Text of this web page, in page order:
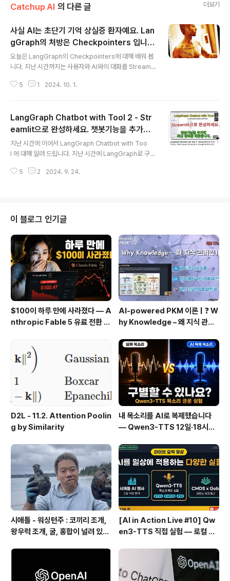
Catchup AI 의 다른 글 더보기
사실 AI는 초단기 기억 상실증 환자예요. Lan
gGraph의 처방은 Checkpointers 입니
다.
오늘은 LangGraph의 Checkpointers에 대해 배워 봅
니다. 지난 시간까지는 사용자와 AI와의 대화를 Streamlit
사용해서 Chatbot 기능을 구현했습니다. LangGraph에
현하는 방법은 MemorySaver, SqliteSaver, Postgre
sSaver 등이 있습니다. 사실 이 Checkpointers는 Cha
tbot 기능만을 위한 것은 아니고 다음 단원에서 배울 Hum
an-in-the-loop, Time Travel 등의 고급 기능을 구현
할 수 있게 해 주는 주요한 개념입니다. 오늘부..
5 1 2024. 10. 1.
LangGraph Chatbot with Tool 2 - Str
eamlit으로 완성하세요. 챗봇기능을 추가해
최신 정보를 제공합니다.
지난 시간에 이어서 LangGraph Chatbot with Too
l 에 대해 알려 드립니다. 지난 시간에 LangGraph로 구현
는 그 로직에 Streamlit 의 session_state와 chatbo
니다. https://youtu.be/M4ejvxxLF_w?si=6gUX8C
5hZ-gfNNE- 그리고 아래 웹사이트로 가면 완성된 AI A
pplication과 전체 Source Code도 받아 보실 수 있습
니다. https://catchuplanggraph.str..
5 2 2024. 9. 24.
이 블로그 인기글
$100이 하루 만에 사라졌다 — A
nthropic Fable 5 유료 전환 사
AI-powered PKM 이론 | ❓ W
hy Knowledge – 왜 지식 관리
보에서 지식으로의 전환, 🛠️ 지식
관리 실패 패턴과 극복
D2L - 11.2. Attention Poolin
g by Similarity
내 목소리를 AI로 복제했습니다
— Qwen3-TTS 12일·18시간
시애틀 - 워싱턴주 : 코끼리 조개,
왕우럭 조개, 굴, 홍합이 널려 있는
[AI in Action Live #10] Qw
en3-TTS 직접 실험 — 로컬 설